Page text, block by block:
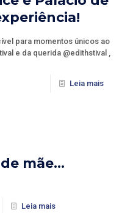
para momentos únicos ao
e da querida @edithstival ,
Leia mais
mãe…
Leia mais